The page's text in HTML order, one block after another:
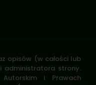
opisów (w całości lub
administratora strony.
i Prawach